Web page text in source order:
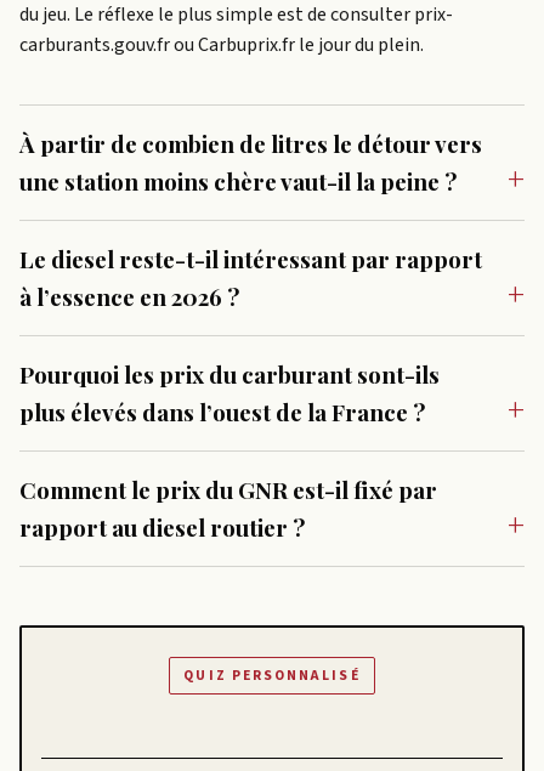
du jeu. Le réflexe le plus simple est de consulter prix-
carburants.gouv.fr ou Carbuprix.fr le jour du plein.
À partir de combien de litres le détour vers
une station moins chère vaut-il la peine ?
Le diesel reste-t-il intéressant par rapport
à l’essence en 2026 ?
Pourquoi les prix du carburant sont-ils
plus élevés dans l’ouest de la France ?
Comment le prix du GNR est-il fixé par
rapport au diesel routier ?
QUIZ PERSONNALISÉ